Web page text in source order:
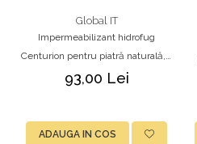
Global IT
Impermeabilizant hidrofug
Centurion pentru piatră naturală, 1
L, GLOBALIT
93,00 Lei
ADAUGA IN COS